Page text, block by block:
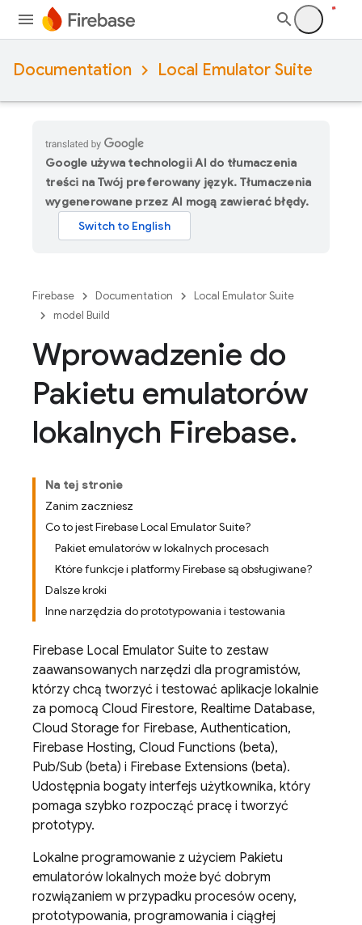
Documentation Local Emulator Suite
Google używa technologii AI do tłumaczenia
treści na Twój preferowany język. Tłumaczenia
wygenerowane przez AI mogą zawierać błędy.
Firebase Documentation
Local Emulator Suite
model Build
Wprowadzenie do
Pakietu emulatorów
lokalnych Firebase.
Na tej stronie
Zanim zaczniesz
Co to jest Firebase Local Emulator Suite?
Pakiet emulatorów w lokalnych procesach
Które funkcje i platformy Firebase są obsługiwane?
Dalsze kroki
Inne narzędzia do prototypowania i testowania
Firebase Local Emulator Suite to zestaw
zaawansowanych narzędzi dla programistów,
którzy chcą tworzyć i testować aplikacje lokalnie
za pomocą Cloud Firestore, Realtime Database,
Cloud Storage for Firebase, Authentication,
Firebase Hosting, Cloud Functions (beta),
Pub/Sub (beta) i Firebase Extensions (beta).
Udostępnia bogaty interfejs użytkownika, który
pomaga szybko rozpocząć pracę i tworzyć
prototypy.
Lokalne programowanie z użyciem Pakietu
emulatorów lokalnych może być dobrym
rozwiązaniem w przypadku procesów oceny,
prototypowania, programowania i ciągłej